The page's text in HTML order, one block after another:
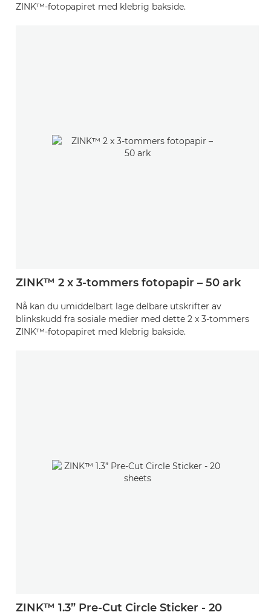
ZINK™-fotopapiret med klebrig bakside.
ZINK™ 2 x 3-tommers fotopapir – 50 ark
Nå kan du umiddelbart lage delbare utskrifter av
blinkskudd fra sosiale medier med dette 2 x 3-tommers
ZINK™-fotopapiret med klebrig bakside.
ZINK™ 1.3” Pre-Cut Circle Sticker - 20